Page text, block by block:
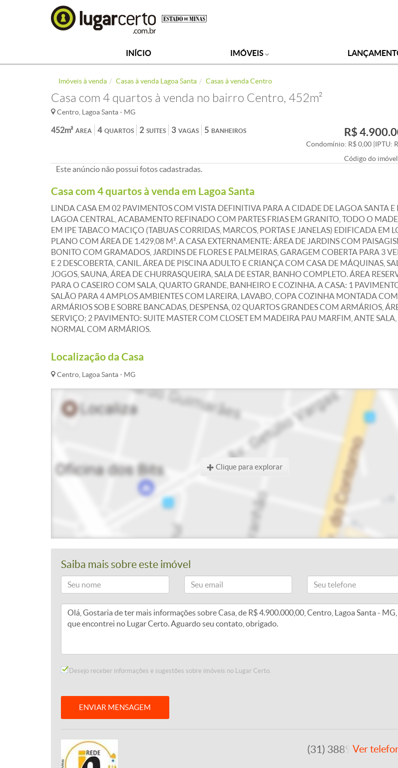
INÍCIO IMÓVEIS
Imóveis à venda Casas à venda Lagoa Santa Casas à venda Centro
Casa com 4 quartos à venda no bairro Centro, 452m²
Centro, Lagoa Santa - MG
ÁREA
452m² QUARTOS
4 SUÍTES
2 VAGAS
3 BANHEIROS
5 R$
Condomínio: R$ 0,00
IPTU:
Código do
Este anúncio não possui fotos cadastradas.
Casa com 4 quartos à venda em Lagoa Santa
LINDA CASA EM 02 PAVIMENTOS COM VISTA DEFINITIVA PARA A CIDADE DE LAGOA SANTA E
LAGOA CENTRAL, ACABAMENTO REFINADO COM PARTES FRIAS EM GRANITO, TODO O
EM IPE TABACO MACIÇO (TABUAS CORRIDAS, MARCOS, PORTAS E JANELAS) EDIFICADA EM
PLANO COM ÁREA DE 1.429,08 M². A CASA EXTERNAMENTE: ÁREA DE JARDINS COM
BONITO COM GRAMADOS, JARDINS DE FLORES E PALMEIRAS, GARAGEM COBERTA PARA 3
E 2 DESCOBERTA, CANIL. ÁREA DE PISCINA ADULTO E CRIANÇA COM CASA DE MÁQUINAS,
JOGOS, SAUNA, ÁREA DE CHURRASQUEIRA, SALA DE ESTAR, BANHO COMPLETO. ÁREA
PARA O CASEIRO COM SALA, QUARTO GRANDE, BANHEIRO E COZINHA. A CASA: 1
SALÃO PARA 4 AMPLOS AMBIENTES COM LAREIRA, LAVABO, COPA COZINHA MONTADA COM
ARMÁRIOS SOB E SOBRE BANCADAS, DESPENSA, 02 QUARTOS GRANDES COM ARMÁRIOS,
SERVIÇO; 2 PAVIMENTO: SUITE MASTER COM CLOSET EM MADEIRA PAU MARFIM, ANTE SALA,
NORMAL COM ARMÁRIOS.
Localização da Casa
Centro, Lagoa Santa - MG
Clique para explorar
Saiba mais sobre este imóvel
Desejo receber informações e sugestões sobre imóveis no Lugar Certo.
ENVIAR MENSAGEM
(31) 3889-4765
Ver